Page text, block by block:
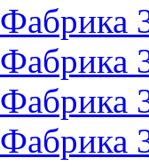
Фабрика
Фабрика
Фабрика
Фабрика